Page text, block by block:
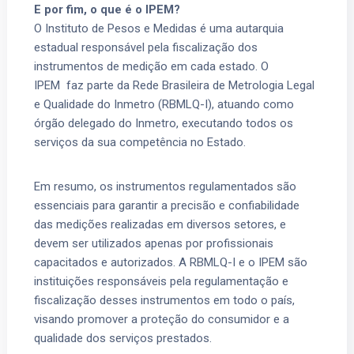
E por fim, o que é o IPEM?
O Instituto de Pesos e Medidas é uma autarquia
estadual responsável pela fiscalização dos
instrumentos de medição em cada estado. O
IPEM faz parte da Rede Brasileira de Metrologia Legal
e Qualidade do Inmetro (RBMLQ-I), atuando como
órgão delegado do Inmetro, executando todos os
serviços da sua competência no Estado.
Em resumo, os instrumentos regulamentados são
essenciais para garantir a precisão e confiabilidade
das medições realizadas em diversos setores, e
devem ser utilizados apenas por profissionais
capacitados e autorizados. A RBMLQ-I e o IPEM são
instituições responsáveis pela regulamentação e
fiscalização desses instrumentos em todo o país,
visando promover a proteção do consumidor e a
qualidade dos serviços prestados.